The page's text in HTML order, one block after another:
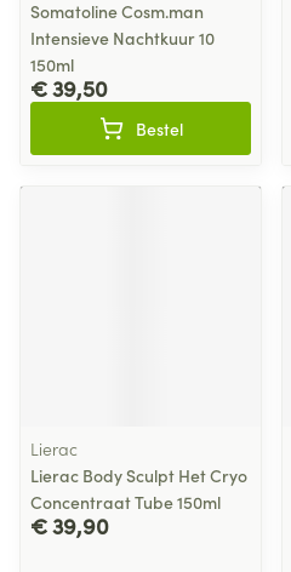
Somatoline Cosm.man
Intensieve Nachtkuur 10
150ml
€ 39,50
Bestel
Lierac
Lierac Body Sculpt Het Cryo
Concentraat Tube 150ml
€ 39,90